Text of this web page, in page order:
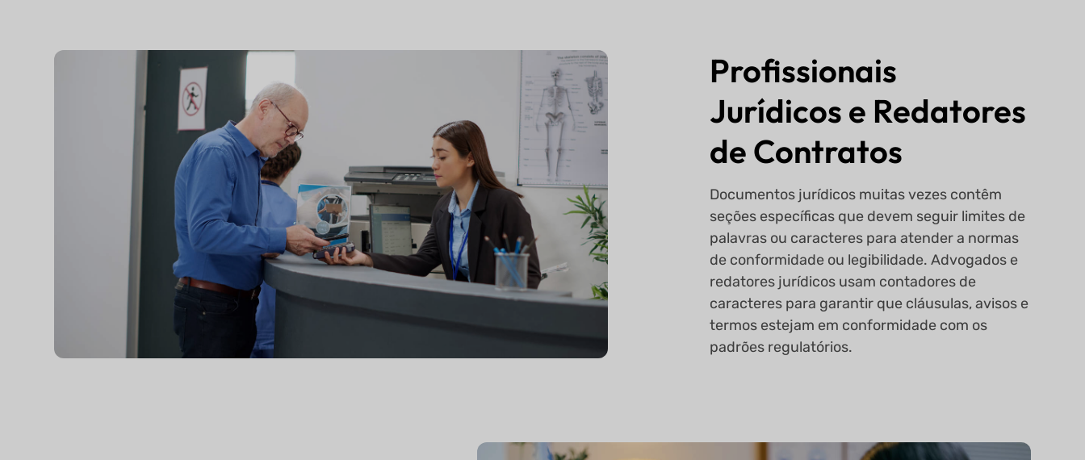
Profissionais
Jurídicos e Redatores
de Contratos
Documentos jurídicos muitas vezes contêm
seções específicas que devem seguir limites de
palavras ou caracteres para atender a normas
de conformidade ou legibilidade. Advogados e
redatores jurídicos usam contadores de
caracteres para garantir que cláusulas, avisos e
termos estejam em conformidade com os
padrões regulatórios.